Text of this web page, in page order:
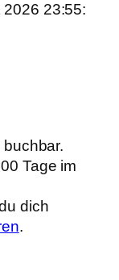
23:55:
Tage im
dich
.